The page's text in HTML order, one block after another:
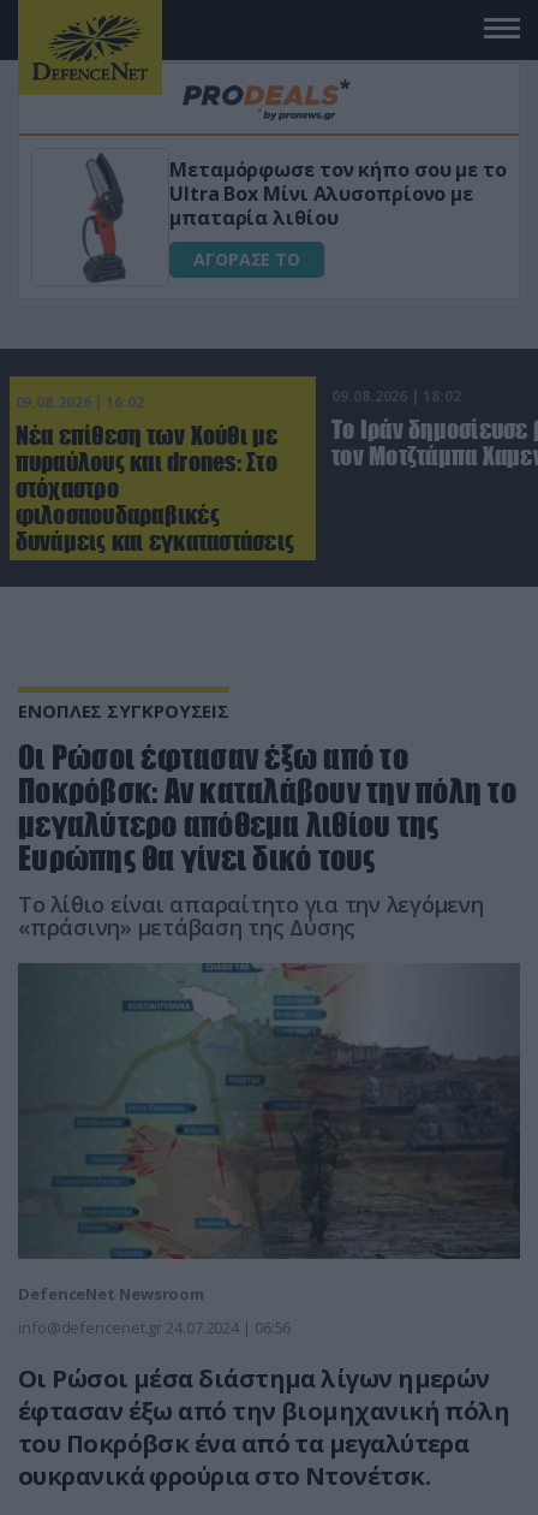
Μεταμόρφωσε τον κήπο σου με το
Ultra Box Μίνι Αλυσοπρίονο με
μπαταρία λιθίου
ΑΓΟΡΑΣΕ ΤΟ
09.08.2026 | 16:02
Νέα επίθεση των Χούθι με
πυραύλους και drones: Στο
στόχαστρο
φιλοσαουδαραβικές
δυνάμεις και εγκαταστάσεις
09.08.2026 | 18:02
Το Ιράν δημοσίευσε
τον Μοτζτάμπα
ΕΝΟΠΛΕΣ ΣΥΓΚΡΟΥΣΕΙΣ
Οι Ρώσοι έφτασαν έξω από το
Ποκρόβσκ: Αν καταλάβουν την πόλη το
μεγαλύτερο απόθεμα λιθίου της
Ευρώπης θα γίνει δικό τους
Το λίθιο είναι απαραίτητο για την λεγόμενη
«πράσινη» μετάβαση της Δύσης
DefenceNet Newsroom
info@defencenet.gr 24.07.2024 | 06:56
Oι Ρώσοι μέσα διάστημα λίγων ημερών
έφτασαν έξω από την βιομηχανική πόλη
του Ποκρόβσκ ένα από τα μεγαλύτερα
ουκρανικά φρούρια στο Ντονέτσκ.